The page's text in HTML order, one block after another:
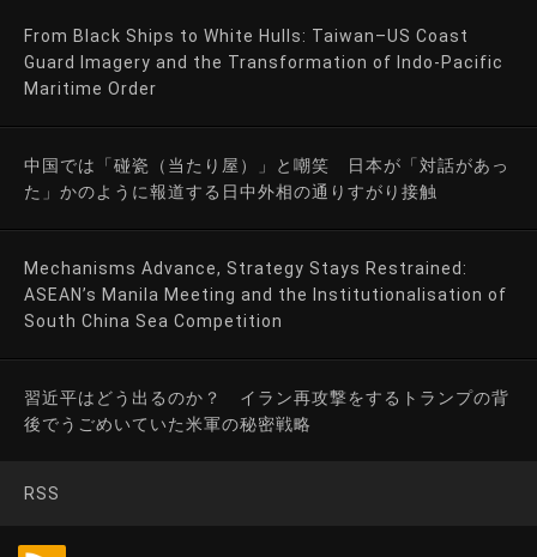
From Black Ships to White Hulls: Taiwan–US Coast
Guard Imagery and the Transformation of Indo-Pacific
Maritime Order
中国では「碰瓷（当たり屋）」と嘲笑 日本が「対話があっ
た」かのように報道する日中外相の通りすがり接触
Mechanisms Advance, Strategy Stays Restrained:
ASEAN’s Manila Meeting and the Institutionalisation of
South China Sea Competition
習近平はどう出るのか？ イラン再攻撃をするトランプの背
後でうごめいていた米軍の秘密戦略
RSS